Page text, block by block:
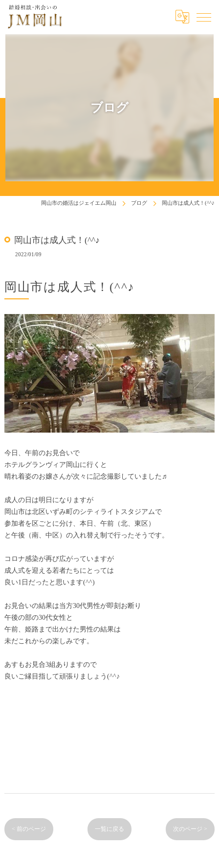
ブログ
岡山市の婚活はジェイエム岡山 ブログ 岡山市は成人式！(^^♪
岡山市は成人式！(^^♪
2022/01/09
岡山市は成人式！(^^♪
今日、午前のお見合いで
ホテルグランヴィア岡山に行くと
晴れ着姿のお嬢さんが次々に記念撮影していました♬
成人の日は明日になりますが
岡山市は北区いずみ町のシティライトスタジアムで
参加者を区ごとに分け、本日、午前（北、東区）
と午後（南、中区）の入れ替え制で行ったそうです。
コロナ感染が再び広がっていますが
成人式を迎える若者たちにとっては
良い1日だったと思います(^^)
お見合いの結果は当方30代男性が即刻お断り
午後の部の30代女性と
午前、姫路まで出かけた男性の結果は
未だこれからの楽しみです。
あすもお見合3組ありますので
良いご縁目指して頑張りましょう(^^♪
< 前のページ 一覧に戻る 次のページ >